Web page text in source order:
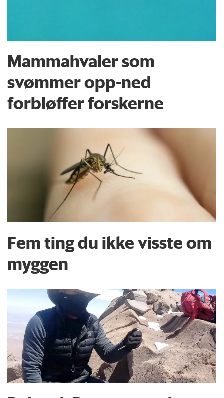
Mammahvaler som
svømmer opp-ned
forbløffer forskerne
Fem ting du ikke visste om
myggen